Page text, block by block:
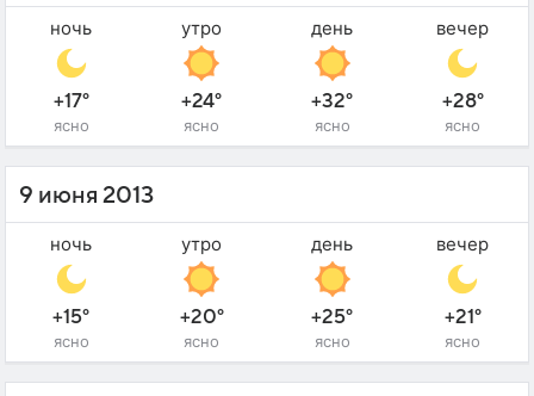
ночь
+17°
ясно
утро
+24°
ясно
день
+32°
ясно
вечер
+28°
ясно
9 июня 2013
ночь
+15°
ясно
утро
+20°
ясно
день
+25°
ясно
вечер
+21°
ясно